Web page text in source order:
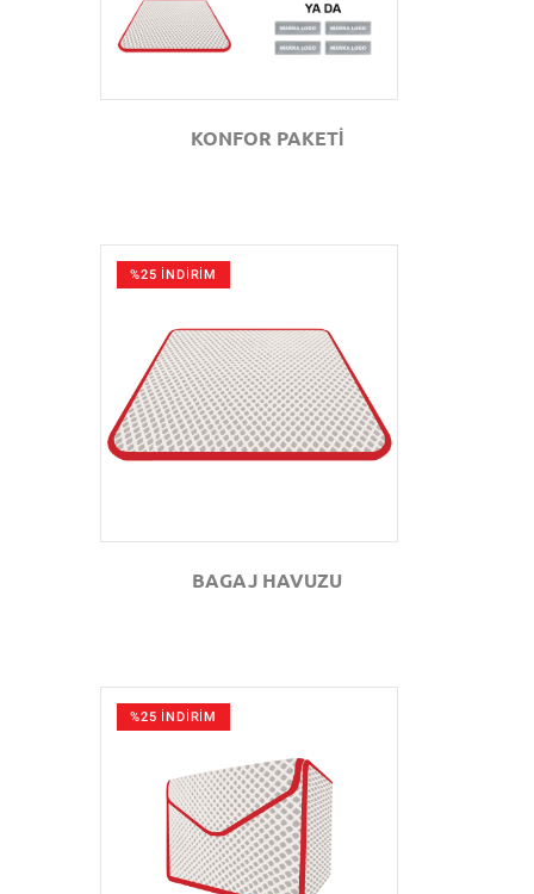
KONFOR PAKETİ
%25 İNDİRİM
GÖZAT
BAGAJ HAVUZU
%25 İNDİRİM
GÖZAT